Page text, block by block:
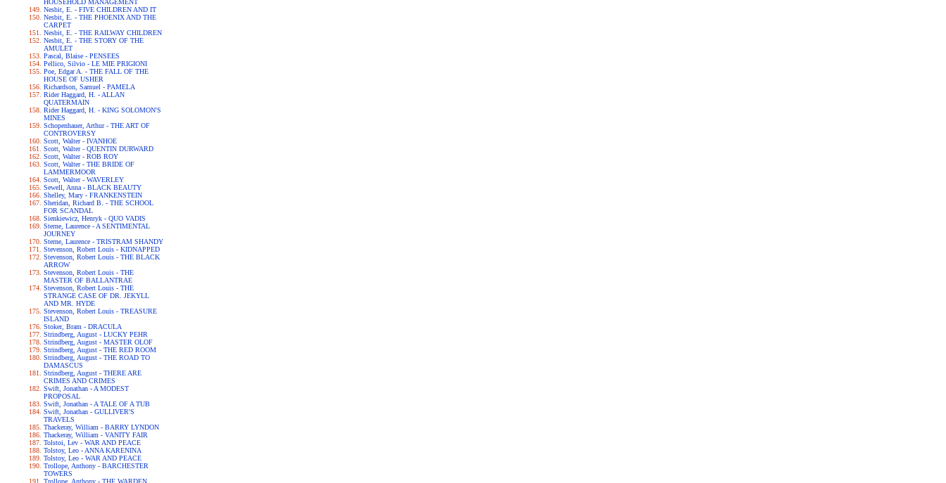
HOUSEHOLD MANAGEMENT
Nesbit, E. - FIVE CHILDREN AND IT
Nesbit, E. - THE PHOENIX AND THE
CARPET
Nesbit, E. - THE RAILWAY CHILDREN
Nesbit, E. - THE STORY OF THE
AMULET
Pascal, Blaise - PENSEES
Pellico, Silvio - LE MIE PRIGIONI
Poe, Edgar A. - THE FALL OF THE
HOUSE OF USHER
Richardson, Samuel - PAMELA
Rider Haggard, H. - ALLAN
QUATERMAIN
Rider Haggard, H. - KING SOLOMON'S
MINES
Schopenhauer, Arthur - THE ART OF
CONTROVERSY
Scott, Walter - IVANHOE
Scott, Walter - QUENTIN DURWARD
Scott, Walter - ROB ROY
Scott, Walter - THE BRIDE OF
LAMMERMOOR
Scott, Walter - WAVERLEY
Sewell, Anna - BLACK BEAUTY
Shelley, Mary - FRANKENSTEIN
Sheridan, Richard B. - THE SCHOOL
FOR SCANDAL
Sienkiewicz, Henryk - QUO VADIS
Sterne, Laurence - A SENTIMENTAL
JOURNEY
Sterne, Laurence - TRISTRAM SHANDY
Stevenson, Robert Louis - KIDNAPPED
Stevenson, Robert Louis - THE BLACK
ARROW
Stevenson, Robert Louis - THE
MASTER OF BALLANTRAE
Stevenson, Robert Louis - THE
STRANGE CASE OF DR. JEKYLL
AND MR. HYDE
Stevenson, Robert Louis - TREASURE
ISLAND
Stoker, Bram - DRACULA
Strindberg, August - LUCKY PEHR
Strindberg, August - MASTER OLOF
Strindberg, August - THE RED ROOM
Strindberg, August - THE ROAD TO
DAMASCUS
Strindberg, August - THERE ARE
CRIMES AND CRIMES
Swift, Jonathan - A MODEST
PROPOSAL
Swift, Jonathan - A TALE OF A TUB
Swift, Jonathan - GULLIVER'S
TRAVELS
Thackeray, William - BARRY LYNDON
Thackeray, William - VANITY FAIR
Tolstoi, Lev - WAR AND PEACE
Tolstoy, Leo - ANNA KARENINA
Tolstoy, Leo - WAR AND PEACE
Trollope, Anthony - BARCHESTER
TOWERS
Trollope, Anthony - THE WARDEN